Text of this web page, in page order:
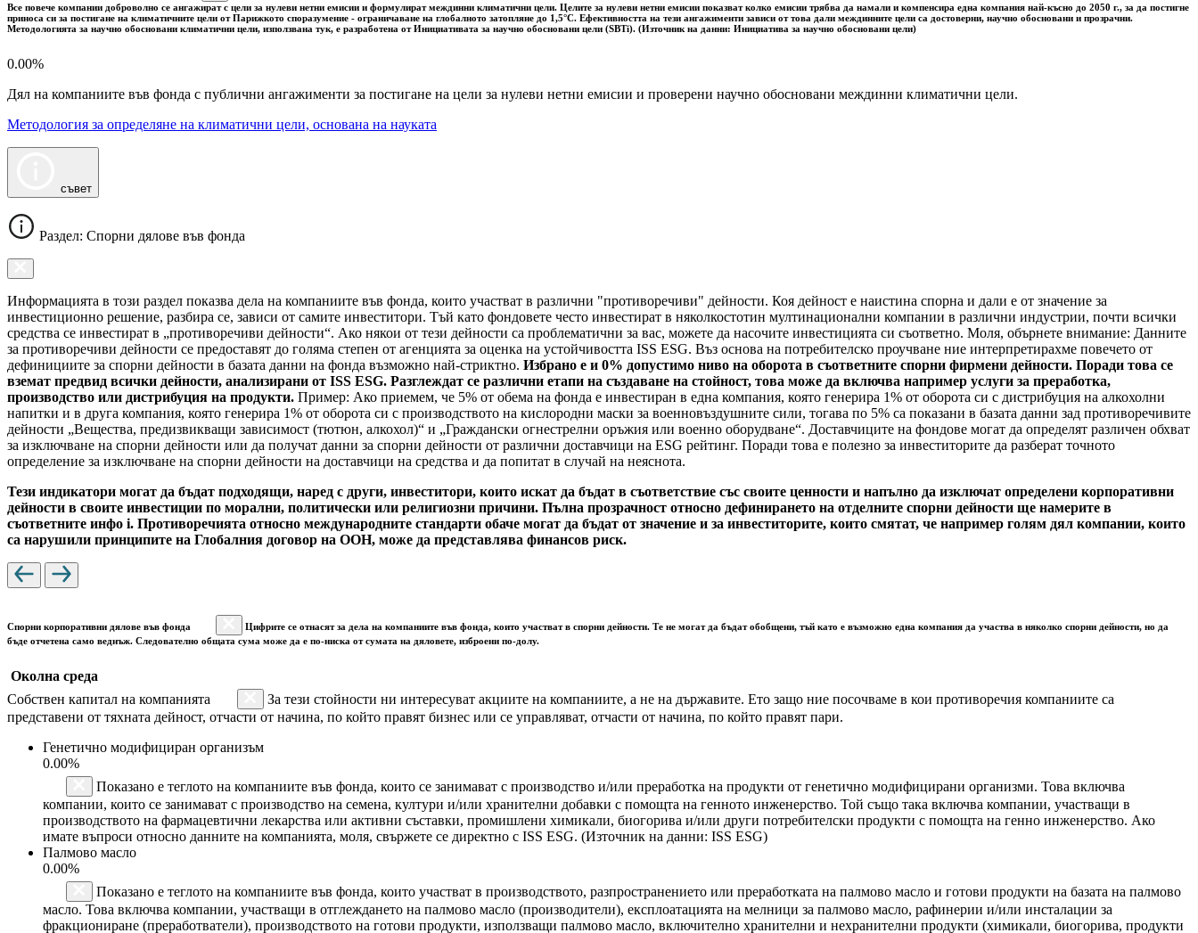
Все повече компании доброволно се ангажират с цели за нулеви нетни емисии и формулират междинни климатични цели. Целите за нулеви нетни емисии показват колко емисии трябва да намали и компенсира една компания най-късно до 2050 г., за да постигне
приноса си за постигане на климатичните цели от Парижкото споразумение - ограничаване на глобалното затопляне до 1,5°C. Ефективността на тези ангажименти зависи от това дали междинните цели са достоверни, научно обосновани и прозрачни.
Методологията за научно обосновани климатични цели, използвана тук, е разработена от Инициативата за научно обосновани цели (SBTi). (Източник на данни: Инициатива за научно обосновани цели)
0.00%
Дял на компаниите във фонда с публични ангажименти за постигане на цели за нулеви нетни емисии и проверени научно обосновани междинни климатични цели.
Методология за определяне на климатични цели, основана на науката
съвет
Раздел: Спорни дялове във фонда
Информацията в този раздел показва дела на компаниите във фонда, които участват в различни "противоречиви" дейности. Коя дейност е наистина спорна и дали е от значение за
инвестиционно решение, разбира се, зависи от самите инвеститори. Тъй като фондовете често инвестират в няколкостотин мултинационални компании в различни индустрии, почти всички
средства се инвестират в „противоречиви дейности“. Ако някои от тези дейности са проблематични за вас, можете да насочите инвестицията си съответно. Моля, обърнете внимание: Данните
за противоречиви дейности се предоставят до голяма степен от агенцията за оценка на устойчивостта ISS ESG. Въз основа на потребителско проучване ние интерпретирахме повечето от
дефинициите за спорни дейности в базата данни на фонда възможно най-стриктно. Избрано е и 0% допустимо ниво на оборота в съответните спорни фирмени дейности. Поради това се
вземат предвид всички дейности, анализирани от ISS ESG. Разглеждат се различни етапи на създаване на стойност, това може да включва например услуги за преработка,
производство или дистрибуция на продукти. Пример: Ако приемем, че 5% от обема на фонда е инвестиран в една компания, която генерира 1% от оборота си с дистрибуция на алкохолни
напитки и в друга компания, която генерира 1% от оборота си с производството на кислородни маски за военновъздушните сили, тогава по 5% са показани в базата данни зад противоречивите
дейности „Вещества, предизвикващи зависимост (тютюн, алкохол)“ и „Граждански огнестрелни оръжия или военно оборудване“. Доставчиците на фондове могат да определят различен обхват
за изключване на спорни дейности или да получат данни за спорни дейности от различни доставчици на ESG рейтинг. Поради това е полезно за инвеститорите да разберат точното
определение за изключване на спорни дейности на доставчици на средства и да попитат в случай на неяснота.
Тези индикатори могат да бъдат подходящи, наред с други, инвеститори, които искат да бъдат в съответствие със своите ценности и напълно да изключат определени корпоративни
дейности в своите инвестиции по морални, политически или религиозни причини. Пълна прозрачност относно дефинирането на отделните спорни дейности ще намерите в
съответните инфо i. Противоречията относно международните стандарти обаче могат да бъдат от значение и за инвеститорите, които смятат, че например голям дял компании, които
са нарушили принципите на Глобалния договор на ООН, може да представлява финансов риск.
Спорни корпоративни дялове във фонда
Цифрите се отнасят за дела на компаниите във фонда, които участват в спорни дейности. Те не могат да бъдат обобщени, тъй като е възможно една компания да участва в няколко спорни дейности, но да
бъде отчетена само веднъж. Следователно общата сума може да е по-ниска от сумата на дяловете, изброени по-долу.
Околна среда
Собствен капитал на компанията
За тези стойности ни интересуват акциите на компаниите, а не на държавите. Ето защо ние посочваме в кои противоречия компаниите са
представени от тяхната дейност, отчасти от начина, по който правят бизнес или се управляват, отчасти от начина, по който правят пари.
Генетично модифициран организъм
0.00%
Показано е теглото на компаниите във фонда, които се занимават с производство и/или преработка на продукти от генетично модифицирани организми. Това включва
компании, които се занимават с производство на семена, култури и/или хранителни добавки с помощта на генното инженерство. Той също така включва компании, участващи в
производството на фармацевтични лекарства или активни съставки, промишлени химикали, биогорива и/или други потребителски продукти с помощта на генно инженерство. Ако
имате въпроси относно данните на компанията, моля, свържете се директно с ISS ESG. (Източник на данни: ISS ESG)
Палмово масло
0.00%
Показано е теглото на компаниите във фонда, които участват в производството, разпространението или преработката на палмово масло и готови продукти на базата на палмово
масло. Това включва компании, участващи в отглеждането на палмово масло (производители), експлоатацията на мелници за палмово масло, рафинерии и/или инсталации за
фракциониране (преработватели), производството на готови продукти, използващи палмово масло, включително хранителни и нехранителни продукти (химикали, биогорива, продукти